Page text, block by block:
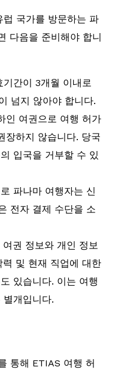
국가를 방문하는 파
다음을 준비해야 합니
기간이 3개월 이내로
넘지 않아야 합니다.
인 여권으로 여행 허가
장하지 않습니다. 당국
입국을 거부할 수 있
파나마 여행자는 신
전자 결제 수단을 소
권 정보와 개인 정보
및 현재 직업에 대한
있습니다. 이는 여행
개입니다.
통해 ETIAS 여행 허